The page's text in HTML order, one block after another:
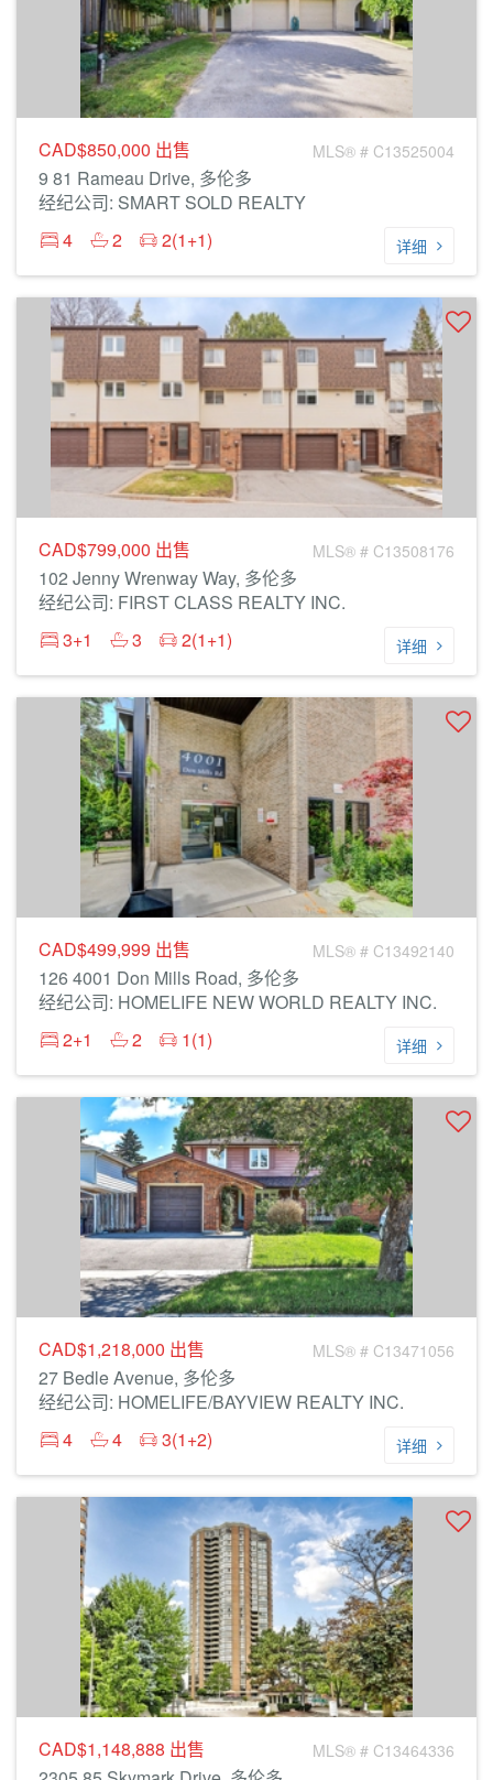
CAD$850,000 出售 MLS® # C13525004
9 81 Rameau Drive, 多伦多
经纪公司: SMART SOLD REALTY
4
2 2(1+1) 详细
CAD$799,000 出售 MLS® # C13508176
102 Jenny Wrenway Way, 多伦多
经纪公司: FIRST CLASS REALTY INC.
3+1
3 2(1+1) 详细
CAD$499,999 出售 MLS® # C13492140
126 4001 Don Mills Road, 多伦多
经纪公司: HOMELIFE NEW WORLD REALTY INC.
2+1
2 1(1) 详细
CAD$1,218,000 出售 MLS® # C13471056
27 Bedle Avenue, 多伦多
经纪公司: HOMELIFE/BAYVIEW REALTY INC.
4
4 3(1+2) 详细
CAD$1,148,888 出售 MLS® # C13464336